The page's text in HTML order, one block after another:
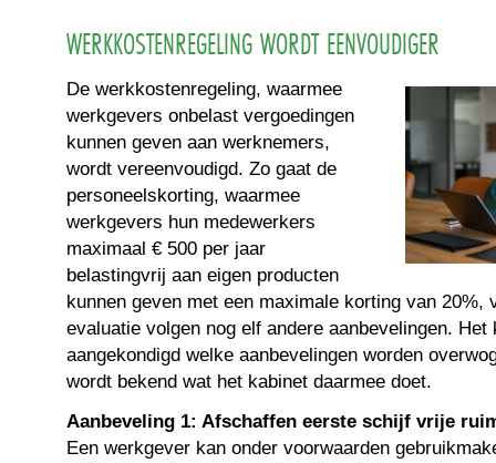
WERKKOSTENREGELING WORDT EENVOUDIGER
De werkkostenregeling, waarmee
werkgevers onbelast vergoedingen
kunnen geven aan werknemers,
wordt vereenvoudigd. Zo gaat de
personeelskorting, waarmee
werkgevers hun medewerkers
maximaal € 500 per jaar
belastingvrij aan eigen producten
kunnen geven met een maximale korting van 20%,
evaluatie volgen nog elf andere aanbevelingen. Het
aangekondigd welke aanbevelingen worden
wordt bekend wat het kabinet daarmee doet.
Aanbeveling 1: Afschaffen eerste schijf vrije
Een werkgever kan onder voorwaarden